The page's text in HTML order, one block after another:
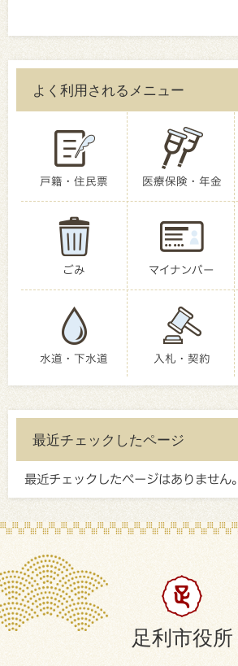
よく利用されるメニュー
戸籍・住民票 医療保険・年金
ごみ マイナンバー
水道・下水道 入札・契約
最近チェックしたページ
最近チェックしたページはありません。
足利市役所